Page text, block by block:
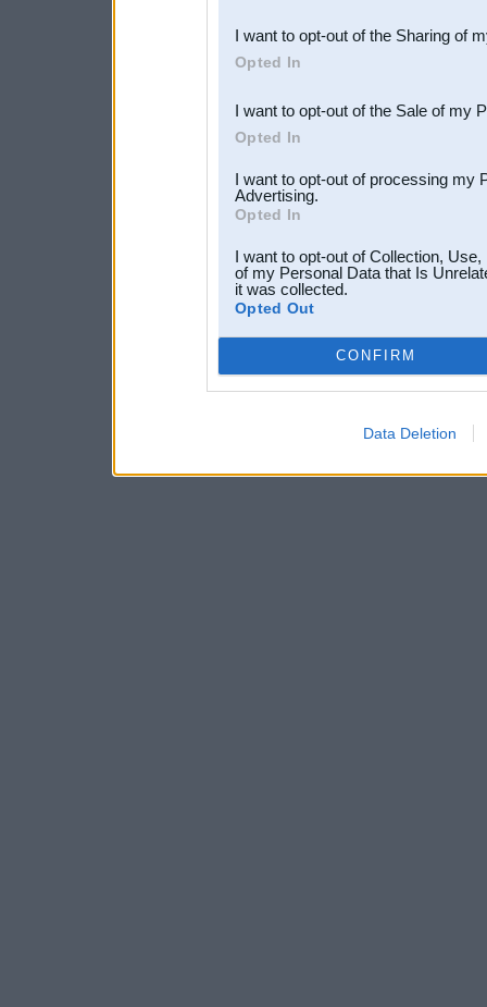
Downstream Participants
third parties.
I want to opt-out of the Sharing of
Opted In
I want to opt-out of the Sale of my
Opted In
I want to opt-out of processing my
Advertising.
Opted In
I want to opt-out of Collection,
of my Personal Data that Is
it was collected.
Opted Out
CONFIRM
Data Deletion